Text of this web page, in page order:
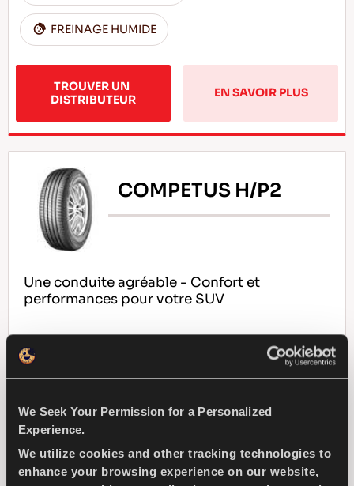
We Seek Your Permission for a Personalized
Experience.
We utilize cookies and other tracking technologies to
enhance your browsing experience on our website,
FREINAGE HUMIDE
TROUVER UN
DISTRIBUTEUR
EN SAVOIR PLUS
COMPETUS H/P2
Une conduite agréable - Confort et
performances pour votre SUV
CONDUITE SPORTIVE
MANUTENTION HUMIDE
MANUTENTION A SEC